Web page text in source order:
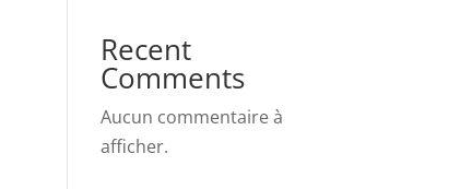
Recent
Comments
Aucun commentaire à
afficher.